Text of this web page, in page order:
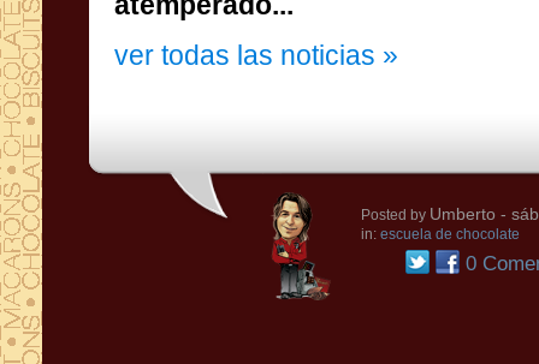
ver todas las noticias »
Posted by Umberto -
in: escuela de chocolate
0